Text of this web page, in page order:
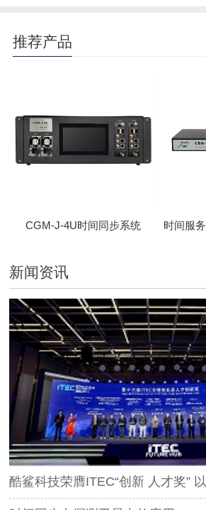
推荐产品
CGM-J-4U时间同步系统
新闻资讯
酷鲨科技荣膺ITEC“创新 人才奖” 以人才为引擎，时空